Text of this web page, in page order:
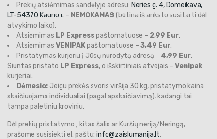
Prekių atsiėmimas sandėlyje adresu: Neries g. 4, Domeikava,
LT-54370 Kauno r. – NEMOKAMAS(būtina iš anksto susitarti dėl
atvykimo laiko).
Atsiėmimas LP Expresspaštomatuose – 2,99 Eur.
Atsiėmimas VENIPAKpaštomatuose – 3,49 Eur.
Pristatymas kurjeriu į Jūsų nurodytą adresą – 4,99 Eur.
Siuntas pristato LP Express, o išskirtiniais atvejais – Venipak
kurjeriai.
Dėmesio: Jeigu prekės svoris viršija 30 kg, pristatymo kaina
skaičiuojama individualiai (pagal apskaičiavimą), kadangi tai
tampa paletiniu kroviniu.
Dėl prekių pristatymo į kitas šalis ar Kuršių neriją/Neringą,
prašome susisiekti el. paštu: info@zaislumanija.lt.